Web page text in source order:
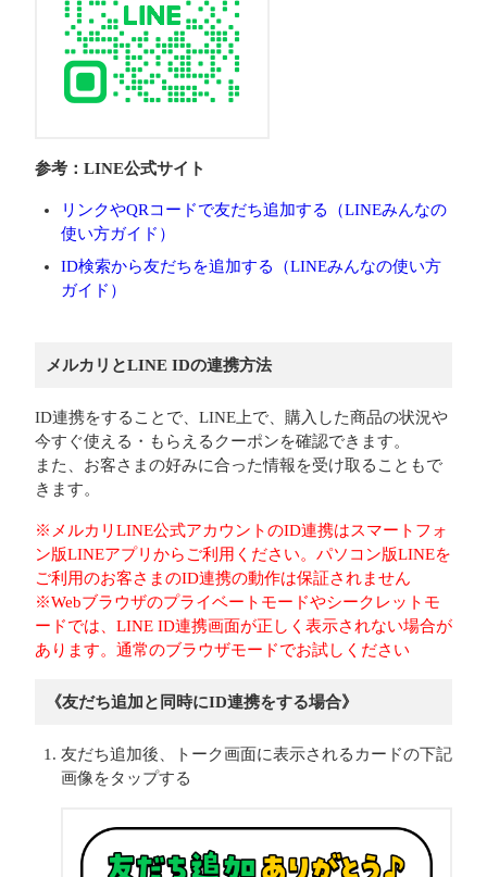
参考：LINE公式サイト
リンクやQRコードで友だち追加する（LINEみんなの
使い方ガイド）
ID検索から友だちを追加する（LINEみんなの使い方
ガイド）
メルカリとLINE IDの連携方法
ID連携をすることで、LINE上で、購入した商品の状況や
今すぐ使える・もらえるクーポンを確認できます。
また、お客さまの好みに合った情報を受け取ることもで
きます。
※メルカリLINE公式アカウントのID連携はスマートフォ
ン版LINEアプリからご利用ください。パソコン版LINEを
ご利用のお客さまのID連携の動作は保証されません
※Webブラウザのプライベートモードやシークレットモ
ードでは、LINE ID連携画面が正しく表示されない場合が
あります。通常のブラウザモードでお試しください
《友だち追加と同時にID連携をする場合》
友だち追加後、トーク画面に表示されるカードの下記
画像をタップする